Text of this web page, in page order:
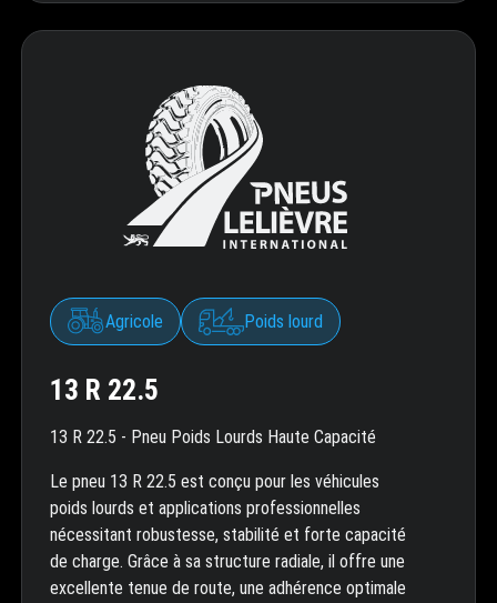
Agricole Poids lourd
13 R 22.5
13 R 22.5 - Pneu Poids Lourds Haute Capacité
Le pneu 13 R 22.5 est conçu pour les véhicules
poids lourds et applications professionnelles
nécessitant robustesse, stabilité et forte capacité
de charge. Grâce à sa structure radiale, il offre une
excellente tenue de route, une adhérence optimale